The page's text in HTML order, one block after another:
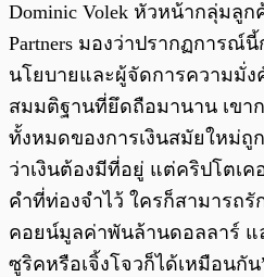
Dominic Volek หัวหน้ากลุ่มลูก
Partners มองว่าปรากฏการณ์
นโยบายและผู้จัดการความมั่
สมมติฐานที่ยึดถือมานาน เขาก
ทั้งหมดของการเงินสมัยใหม่
ว่าเงินต้องมีที่อยู่ แต่คริปโตเค
คำที่ท่องจำไว้ ใครก็สามารถ
คอยน์มูลค่าพันล้านดอลลาร์ แ
ซูริคหรือเจิ้งโจวก็ได้เหมือนกัน